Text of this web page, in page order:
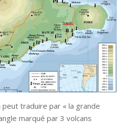
peut traduire par « la grande
marqué par 3 volcans